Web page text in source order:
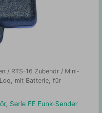
/ RTS-16 Zubehör / Mini-
mit Batterie, für
, Serie FE Funk-Sender